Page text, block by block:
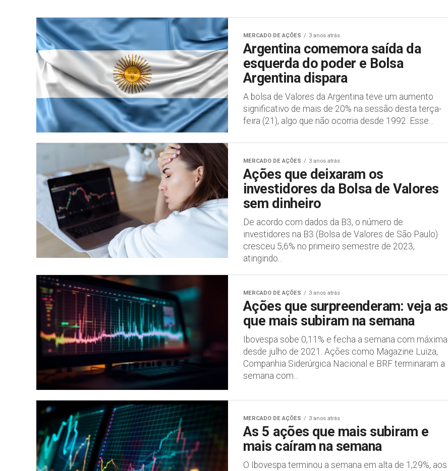
MERCADO DE AÇÕES 3 anos atrás
Argentina comemora saída da
esquerda do poder e Bolsa
Argentina dispara
A bolsa de Valores da Argentina teve um aumento
significativo de mais de 20% na sessão desta terça-
feira (21), algo que não ocorria desde 1992. Esse...
MERCADO DE AÇÕES 3 anos atrás
Ações que deixaram os
investidores da Bolsa de Valores
sem dinheiro
De acordo com dados da B3, o número de
investidores na B3 (Bolsa de Valores de São Paulo)
cresceu 5,6% no primeiro semestre de 2023,
atingindo...
MERCADO DE AÇÕES 3 anos atrás
Ações que surpreenderam: veja as
que mais subiram na semana
Ibovespa sobe 0,11% e fecha a semana com máxima
desde julho de 2021. Ações como Magazine Luiza,
Companhia Siderúrgica Nacional e BRF terminaram a
semana com...
MERCADO DE AÇÕES 3 anos atrás
As 5 ações que mais subiram e
mais caíram na semana
O Ibovespa terminou a semana em alta de 1,29%, aos